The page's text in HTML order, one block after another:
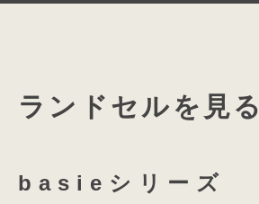
ランドセルを見る
basieシリーズ